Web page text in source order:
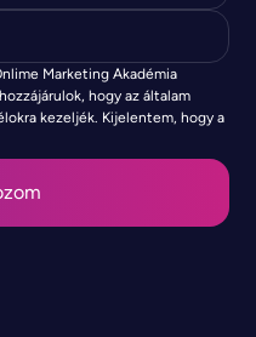
Marketing Akadémia
hogy az általam
kezeljék. Kijelentem, hogy a